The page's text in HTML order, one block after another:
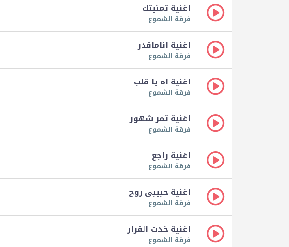
اغنية تمنيتك
فرقة الشموع
اغنية اناماقدر
فرقة الشموع
اغنية اه يا قلب
فرقة الشموع
اغنية تمر شهور
فرقة الشموع
اغنية راجع
فرقة الشموع
اغنية حبيبى روح
فرقة الشموع
اغنية خدت القرار
فرقة الشموع